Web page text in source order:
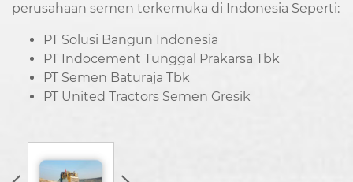
perusahaan semen terkemuka di Indonesia Seperti:
PT Solusi Bangun Indonesia
PT Indocement Tunggal Prakarsa Tbk
PT Semen Baturaja Tbk
PT United Tractors Semen Gresik